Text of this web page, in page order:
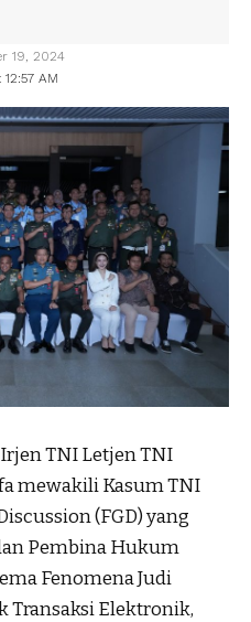
AM
19, 2024
Irjen TNI Letjen TNI
mewakili Kasum TNI
(FGD) yang
Pembina Hukum
Fenomena Judi
Transaksi Elektronik,